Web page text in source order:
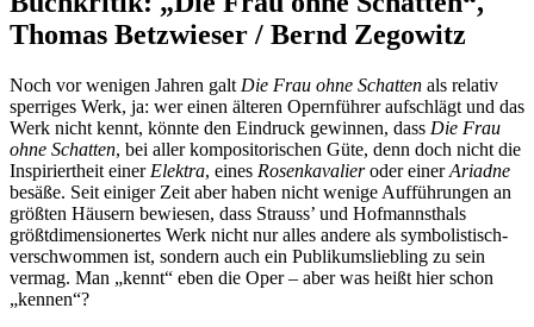
Thomas Betzwieser / Bernd Zegowitz
Noch vor wenigen Jahren galt Die Frau ohne Schatten als relativ
sperriges Werk, ja: wer einen älteren Opernführer aufschlägt und das
Werk nicht kennt, könnte den Eindruck gewinnen, dass Die Frau
ohne Schatten, bei aller kompositorischen Güte, denn doch nicht die
Inspiriertheit einer Elektra, eines Rosenkavalieroder einerAriadne
besäße. Seit einiger Zeit aber haben nicht wenige Aufführungen an
größten Häusern bewiesen, dass Strauss’ und Hofmannsthals
größtdimensionertes Werk nicht nur alles andere als symbolistisch-
verschwommen ist, sondern auch ein Publikumsliebling zu sein
vermag. Man „kennt“ eben die Oper – aber was heißt hier schon
„kennen“?